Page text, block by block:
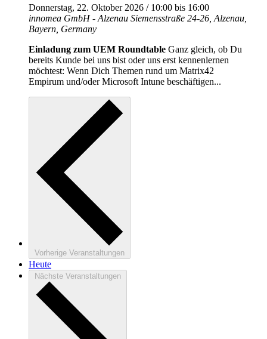
Donnerstag, 22. Oktober 2026 / 10:00 bis 16:00
innomea GmbH - Alzenau Siemensstraße 24-26, Alzenau,
Bayern, Germany
Einladung zum UEM Roundtable Ganz gleich, ob Du
bereits Kunde bei uns bist oder uns erst kennenlernen
möchtest: Wenn Dich Themen rund um Matrix42
Empirum und/oder Microsoft Intune beschäftigen...
Vorherige Veranstaltungen
Heute
Nächste Veranstaltungen